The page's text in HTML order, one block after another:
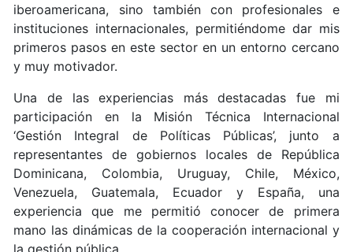
iberoamericana, sino también con profesionales e
instituciones internacionales, permitiéndome dar mis
primeros pasos en este sector en un entorno cercano
y muy motivador.
Una de las experiencias más destacadas fue mi
participación en la Misión Técnica Internacional
‘Gestión Integral de Políticas Públicas’, junto a
representantes de gobiernos locales de República
Dominicana, Colombia, Uruguay, Chile, México,
Venezuela, Guatemala, Ecuador y España, una
experiencia que me permitió conocer de primera
mano las dinámicas de la cooperación internacional y